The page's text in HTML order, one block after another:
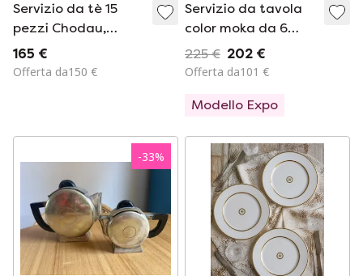
Servizio da tè 15
pezzi Chodau,
Cecoslovacchia
165 €
Offerta da150 €
Servizio da tavola
color moka da 6
pezzi
225 € 202 €
Offerta da101 €
Modello Expo
-33%